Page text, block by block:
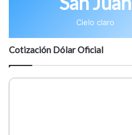
Cielo claro
Cotización Dólar Oficial